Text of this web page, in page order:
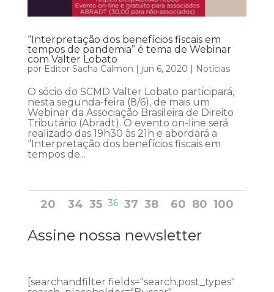
“Interpretação dos benefícios fiscais em
tempos de pandemia” é tema de Webinar
com Valter Lobato
por Editor Sacha Calmon | jun 6, 2020 | Notícias
O sócio do SCMD Valter Lobato participará,
nesta segunda-feira (8/6), de mais um
Webinar da Associação Brasileira de Direito
Tributário (Abradt). O evento on-line será
realizado das 19h30 às 21h e abordará a
“Interpretação dos benefícios fiscais em
tempos de...
20 34 35 36 37 38 60 80 100
Assine nossa newsletter
[searchandfilter fields="search,post_types"